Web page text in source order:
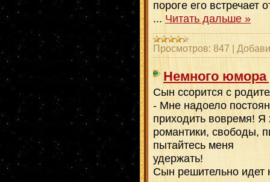
пороге его встречает
... Читать дальше »
Просмотров: 847 |
Немного юмора
Сын ссорится с
- Мне надоело
приходить вовремя! Я
романтики, свободы,
пытайтесь меня
удержать!
Сын решительно идет